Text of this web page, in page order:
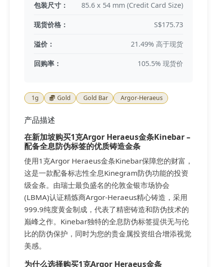
包装尺寸： 85.6 x 54 mm (Credit Card Size)
现货价格： S$175.73
溢价： 21.49% 高于现货
回购率： 105.5% 现货价
1g Gold Gold Bar Argor-Heraeus
产品描述
在新加坡购买1克Argor Heraeus金条Kinebar –
配备全息防伪标签的优质铸造金条
使用1克Argor Heraeus金条Kinebar保障您的财富，
这是一款配备标志性全息Kinegram防伪功能的投资
级金条。由瑞士最负盛名的伦敦金银市场协会
(LBMA)认证精炼商Argor-Heraeus精心铸造，采用
999.9纯度黄金制成，代表了精密铸造和防伪技术的
巅峰之作。Kinebar独特的全息防伪标签提供无与伦
比的防伪保护，同时为您的贵金属投资组合增添视觉
美感。
为什么选择购买1克Argor Heraeus金条